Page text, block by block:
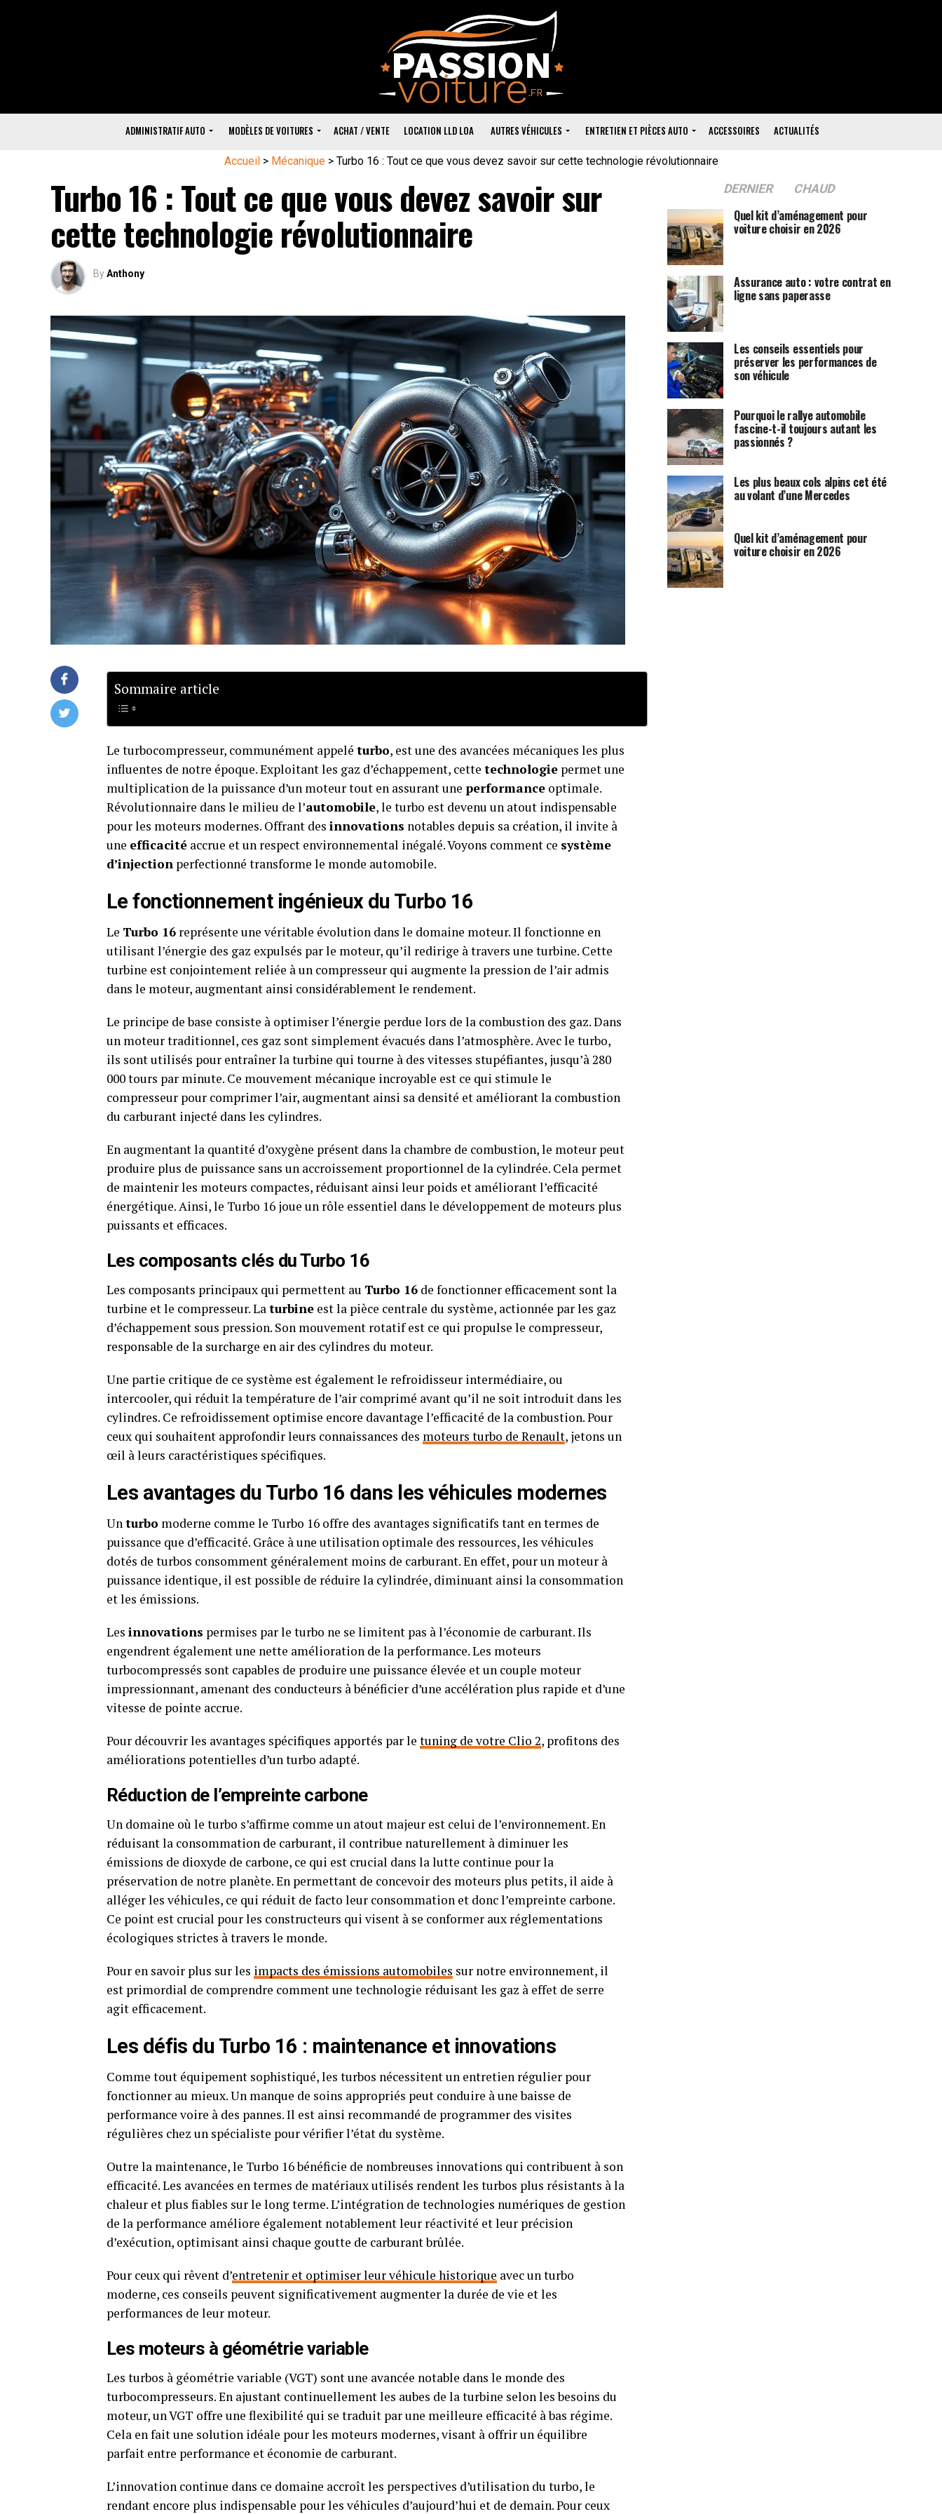
ADMINISTRATIF AUTO MODÈLES DE VOITURES ACHAT / VENTE LOCATION LLD LOA AUTRES VÉHICULES ENTRETIEN ET PIÈCES AUTO ACCESSOIRES ACTUALITÉS
Accueil> Mécanique> Turbo 16 : Tout ce que vous devez savoir sur cette technologie révolutionnaire
Turbo 16 : Tout ce que vous devez savoir sur
cette technologie révolutionnaire
ByAnthony
Sommaire article
Le turbocompresseur, communément appelé turbo, est une des avancées mécaniques les plus
influentes de notre époque. Exploitant les gaz d’échappement, cette technologie permet une
multiplication de la puissance d’un moteur tout en assurant une performance optimale.
Révolutionnaire dans le milieu de l’automobile, le turbo est devenu un atout indispensable
pour les moteurs modernes. Offrant des innovations notables depuis sa création, il invite à
une efficacité accrue et un respect environnemental inégalé. Voyons comment ce système
d’injection perfectionné transforme le monde automobile.
Le fonctionnement ingénieux du Turbo 16
Le Turbo 16 représente une véritable évolution dans le domaine moteur. Il fonctionne en
utilisant l’énergie des gaz expulsés par le moteur, qu’il redirige à travers une turbine. Cette
turbine est conjointement reliée à un compresseur qui augmente la pression de l’air admis
dans le moteur, augmentant ainsi considérablement le rendement.
Le principe de base consiste à optimiser l’énergie perdue lors de la combustion des gaz. Dans
un moteur traditionnel, ces gaz sont simplement évacués dans l’atmosphère. Avec le turbo,
ils sont utilisés pour entraîner la turbine qui tourne à des vitesses stupéfiantes, jusqu’à 280
000 tours par minute. Ce mouvement mécanique incroyable est ce qui stimule le
compresseur pour comprimer l’air, augmentant ainsi sa densité et améliorant la combustion
du carburant injecté dans les cylindres.
En augmentant la quantité d’oxygène présent dans la chambre de combustion, le moteur peut
produire plus de puissance sans un accroissement proportionnel de la cylindrée. Cela permet
de maintenir les moteurs compactes, réduisant ainsi leur poids et améliorant l’efficacité
énergétique. Ainsi, le Turbo 16 joue un rôle essentiel dans le développement de moteurs plus
puissants et efficaces.
Les composants clés du Turbo 16
Les composants principaux qui permettent au Turbo 16 de fonctionner efficacement sont la
turbine et le compresseur. La turbine est la pièce centrale du système, actionnée par les gaz
d’échappement sous pression. Son mouvement rotatif est ce qui propulse le compresseur,
responsable de la surcharge en air des cylindres du moteur.
Une partie critique de ce système est également le refroidisseur intermédiaire, ou
intercooler, qui réduit la température de l’air comprimé avant qu’il ne soit introduit dans les
cylindres. Ce refroidissement optimise encore davantage l’efficacité de la combustion. Pour
ceux qui souhaitent approfondir leurs connaissances des moteurs turbo de Renault, jetons un
œil à leurs caractéristiques spécifiques.
Les avantages du Turbo 16 dans les véhicules modernes
Un turbo moderne comme le Turbo 16 offre des avantages significatifs tant en termes de
puissance que d’efficacité. Grâce à une utilisation optimale des ressources, les véhicules
dotés de turbos consomment généralement moins de carburant. En effet, pour un moteur à
puissance identique, il est possible de réduire la cylindrée, diminuant ainsi la consommation
et les émissions.
Les innovations permises par le turbo ne se limitent pas à l’économie de carburant. Ils
engendrent également une nette amélioration de la performance. Les moteurs
turbocompressés sont capables de produire une puissance élevée et un couple moteur
impressionnant, amenant des conducteurs à bénéficier d’une accélération plus rapide et d’une
vitesse de pointe accrue.
Pour découvrir les avantages spécifiques apportés par le tuning de votre Clio 2, profitons des
améliorations potentielles d’un turbo adapté.
Réduction de l’empreinte carbone
Un domaine où le turbo s’affirme comme un atout majeur est celui de l’environnement. En
réduisant la consommation de carburant, il contribue naturellement à diminuer les
émissions de dioxyde de carbone, ce qui est crucial dans la lutte continue pour la
préservation de notre planète. En permettant de concevoir des moteurs plus petits, il aide à
alléger les véhicules, ce qui réduit de facto leur consommation et donc l’empreinte carbone.
Ce point est crucial pour les constructeurs qui visent à se conformer aux réglementations
écologiques strictes à travers le monde.
Pour en savoir plus sur les impacts des émissions automobiles sur notre environnement, il
est primordial de comprendre comment une technologie réduisant les gaz à effet de serre
agit efficacement.
Les défis du Turbo 16 : maintenance et innovations
Comme tout équipement sophistiqué, les turbos nécessitent un entretien régulier pour
fonctionner au mieux. Un manque de soins appropriés peut conduire à une baisse de
performance voire à des pannes. Il est ainsi recommandé de programmer des visites
régulières chez un spécialiste pour vérifier l’état du système.
Outre la maintenance, le Turbo 16 bénéficie de nombreuses innovations qui contribuent à son
efficacité. Les avancées en termes de matériaux utilisés rendent les turbos plus résistants à la
chaleur et plus fiables sur le long terme. L’intégration de technologies numériques de gestion
de la performance améliore également notablement leur réactivité et leur précision
d’exécution, optimisant ainsi chaque goutte de carburant brûlée.
Pour ceux qui rêvent d’entretenir et optimiser leur véhicule historique avec un turbo
moderne, ces conseils peuvent significativement augmenter la durée de vie et les
performances de leur moteur.
Les moteurs à géométrie variable
Les turbos à géométrie variable (VGT) sont une avancée notable dans le monde des
turbocompresseurs. En ajustant continuellement les aubes de la turbine selon les besoins du
moteur, un VGT offre une flexibilité qui se traduit par une meilleure efficacité à bas régime.
Cela en fait une solution idéale pour les moteurs modernes, visant à offrir un équilibre
parfait entre performance et économie de carburant.
L’innovation continue dans ce domaine accroît les perspectives d’utilisation du turbo, le
rendant encore plus indispensable pour les véhicules d’aujourd’hui et de demain. Pour ceux
DERNIER CHAUD
Quel kit d’aménagement pour
voiture choisir en 2026
Assurance auto : votre contrat en
ligne sans paperasse
Les conseils essentiels pour
préserver les performances de
son véhicule
Pourquoi le rallye automobile
fascine-t-il toujours autant les
passionnés ?
Les plus beaux cols alpins cet été
au volant d’une Mercedes
Quel kit d’aménagement pour
voiture choisir en 2026